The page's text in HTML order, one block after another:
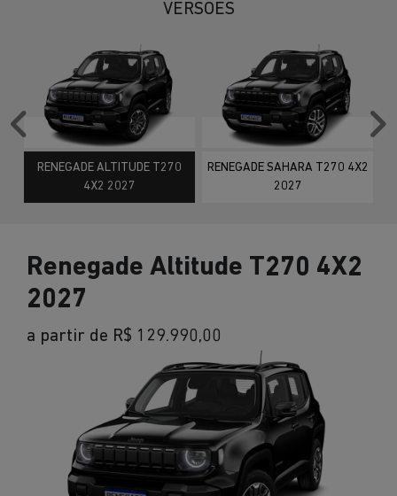
VERSÕES
RENEGADE ALTITUDE T270
4X2 2027
RENEGADE SAHARA T270 4X2
2027
Anterior
Renegade Altitude T270 4X2
2027
a partir de R$ 129.990,00